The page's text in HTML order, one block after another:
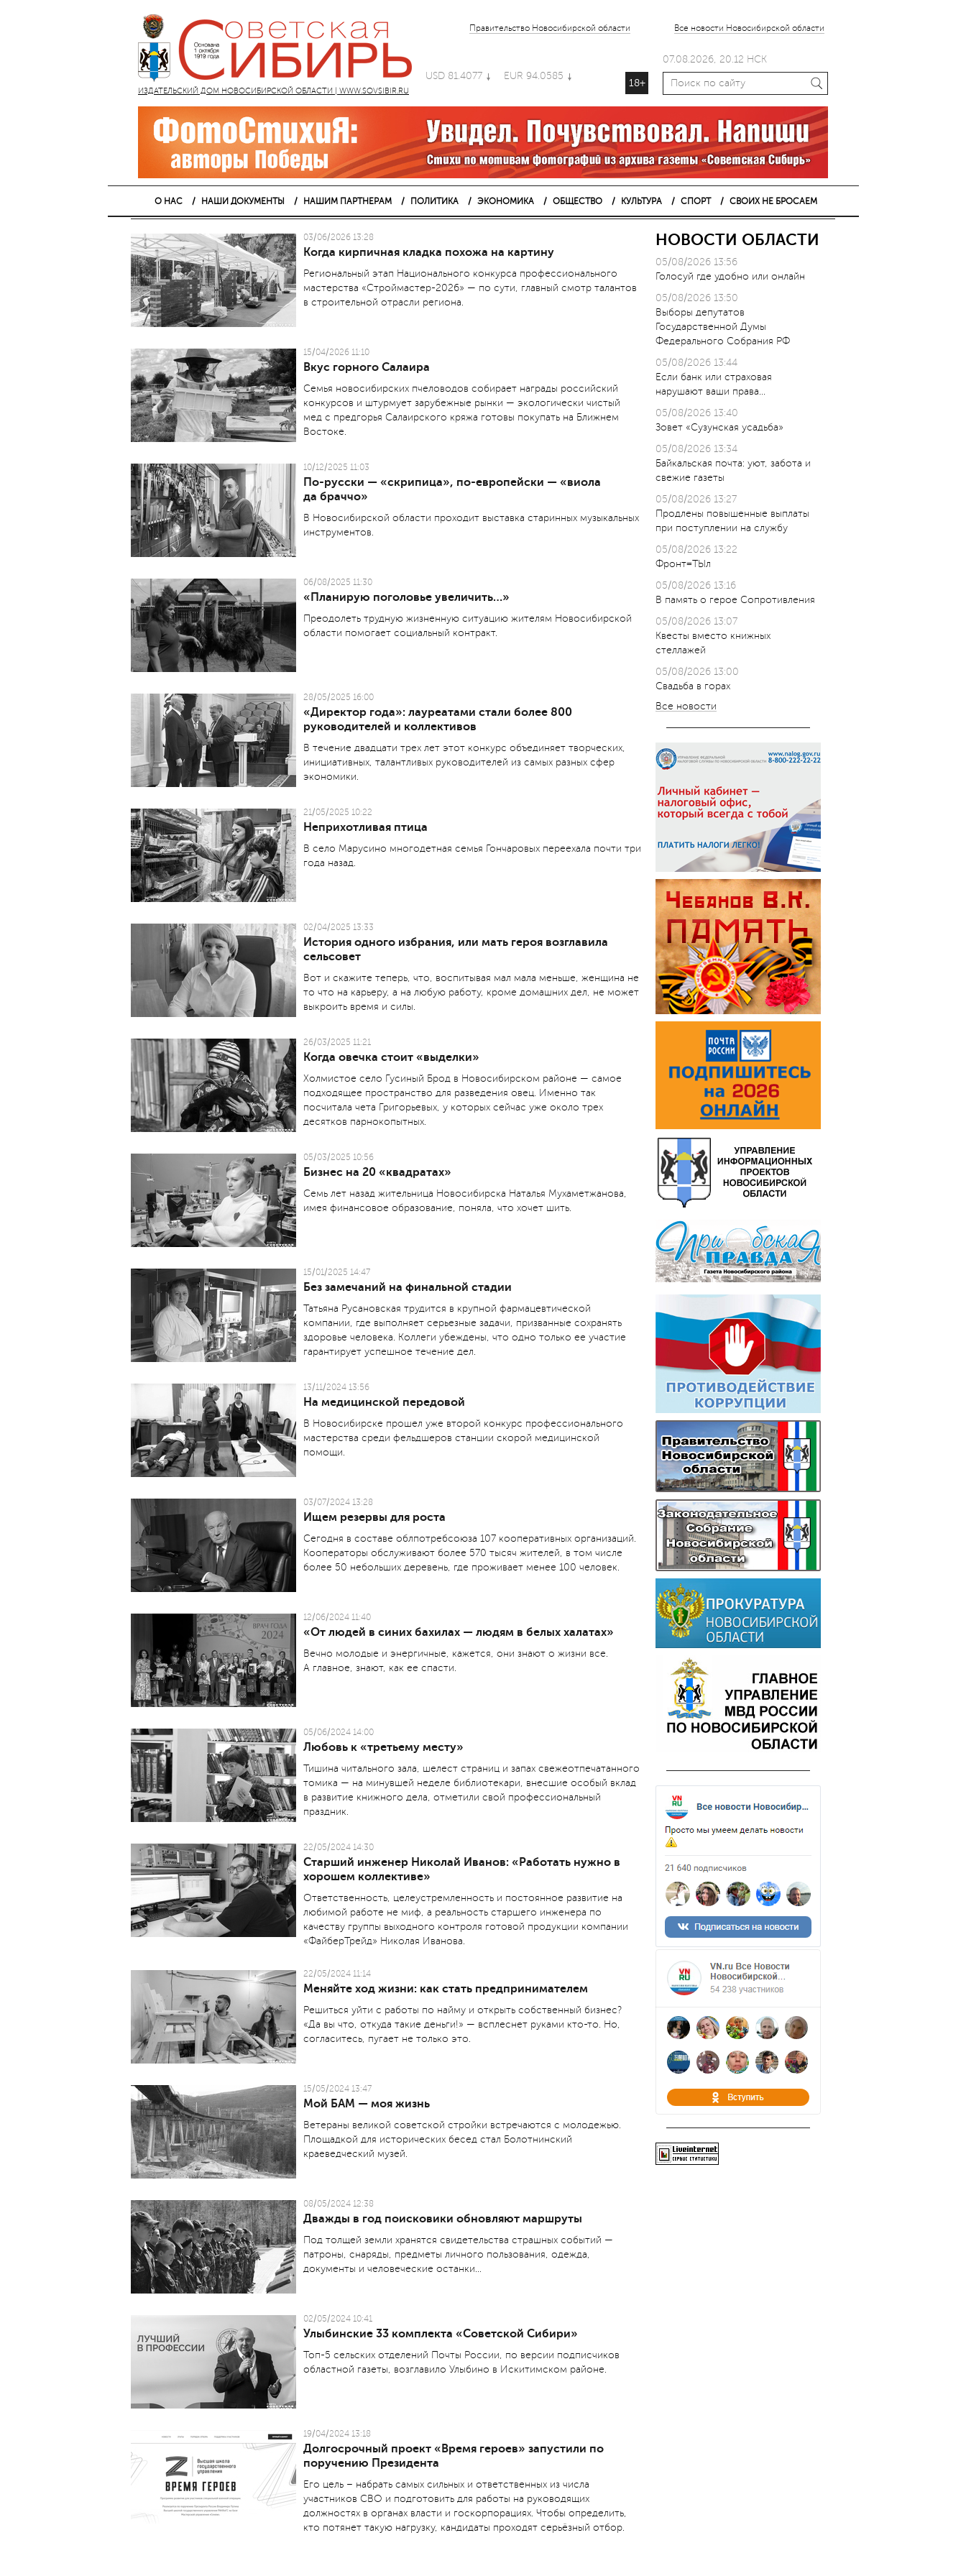
ИЗДАТЕЛЬСКИЙ ДОМ НОВОСИБИРСКОЙ ОБЛАСТИ | WWW.SOVSIBIR.RU
Правительство Новосибирской области Все новости Новосибирской области
USD 81.4077 EUR 94.0585
18+
07.08.2026, 20.12 НСК
О НАС НАШИ ДОКУМЕНТЫ НАШИМ ПАРТНЕРАМ ПОЛИТИКА ЭКОНОМИКА ОБЩЕСТВО КУЛЬТУРА СПОРТ СВОИХ НЕ БРОСАЕМ
03/06/2026 13:28
Когда кирпичная кладка похожа на картину
Региональный этап Национального конкурса профессионального
мастерства «Строймастер-2026» — по сути, главный смотр талантов
в строительной отрасли региона.
15/04/2026 11:10
Вкус горного Салаира
Семья новосибирских пчеловодов собирает награды российский
конкурсов и штурмует зарубежные рынки — экологически чистый
мед с предгорья Салаирского кряжа готовы покупать на Ближнем
Востоке.
10/12/2025 11:03
По-русски — «скрипица», по-европейски — «виола
да браччо»
В Новосибирской области проходит выставка старинных музыкальных
инструментов.
06/08/2025 11:30
«Планирую поголовье увеличить…»
Преодолеть трудную жизненную ситуацию жителям Новосибирской
области помогает социальный контракт.
28/05/2025 16:00
«Директор года»: лауреатами стали более 800
руководителей и коллективов
В течение двадцати трех лет этот конкурс объединяет творческих,
инициативных, талантливых руководителей из самых разных сфер
экономики.
21/05/2025 10:22
Неприхотливая птица
В село Марусино многодетная семья Гончаровых переехала почти три
года назад.
02/04/2025 13:33
История одного избрания, или мать героя возглавила
сельсовет
Вот и скажите теперь, что, воспитывая мал мала меньше, женщина не
то что на карьеру, а на любую работу, кроме домашних дел, не может
выкроить время и силы.
26/03/2025 11:21
Когда овечка стоит «выделки»
Холмистое село Гусиный Брод в Новосибирском районе — самое
подходящее пространство для разведения овец. Именно так
посчитала чета Григорьевых, у которых сейчас уже около трех
десятков парнокопытных.
05/03/2025 10:56
Бизнес на 20 «квадратах»
Семь лет назад жительница Новосибирска Наталья Мухаметжанова,
имея финансовое образование, поняла, что хочет шить.
15/01/2025 14:47
Без замечаний на финальной стадии
Татьяна Русановская трудится в крупной фармацевтической
компании, где выполняет серьезные задачи, призванные сохранять
здоровье человека. Коллеги убеждены, что одно только ее участие
гарантирует успешное течение дел.
13/11/2024 13:56
На медицинской передовой
В Новосибирске прошел уже второй конкурс профессионального
мастерства среди фельдшеров станции скорой медицинской
помощи.
03/07/2024 13:28
Ищем резервы для роста
Сегодня в составе облпотребсоюза 107 кооперативных организаций.
Кооператоры обслуживают более 570 тысяч жителей, в том числе
более 50 небольших деревень, где проживает менее 100 человек.
12/06/2024 11:40
«От людей в синих бахилах — людям в белых халатах»
Вечно молодые и энергичные, кажется, они знают о жизни все.
А главное, знают, как ее спасти.
05/06/2024 14:00
Любовь к «третьему месту»
Тишина читального зала, шелест страниц и запах свежеотпечатанного
томика — на минувшей неделе библиотекари, внесшие особый вклад
в развитие книжного дела, отметили свой профессиональный
праздник.
22/05/2024 14:30
Старший инженер Николай Иванов: «Работать нужно в
хорошем коллективе»
Ответственность, целе­устремленность и постоянное развитие на
любимой работе не миф, а реальность старшего инженера по
качеству группы выходного контроля готовой продукции компании
­«ФайберТрейд» Николая Иванова.
22/05/2024 11:14
Меняйте ход жизни: как стать предпринимателем
Решиться уйти с работы по найму и открыть собственный бизнес?
«Да вы что, откуда такие деньги!» — всплеснет руками кто-то. Но,
согласитесь, пугает не только это.
15/05/2024 13:47
Мой БАМ — моя жизнь
Ветераны великой советской стройки встречаются с молодежью.
Площадкой для исторических бесед стал Болотнинский
краеведческий музей.
08/05/2024 12:38
Дважды в год поисковики обновляют маршруты
Под толщей земли хранятся свидетельства страшных событий —
патроны, снаряды, предметы личного пользования, одежда,
документы и человеческие останки…
02/05/2024 10:41
Улыбинские 33 комплекта «Советской Сибири»
Топ-5 сельских отделений Поч­ты России, по версии подписчиков
областной газеты, возглавило Улыбино в Искитимском районе.
19/04/2024 13:18
Долгосрочный проект «Время героев» запустили по
поручению Президента
Его цель – набрать самых сильных и ответственных из числа
участников СВО и подготовить для работы на руководящих
должностях в органах власти и госкорпорациях. Чтобы определить,
кто потянет такую нагрузку, кандидаты проходят серьёзный отбор.
НОВОСТИ ОБЛАСТИ
05/08/2026 13:56
Голосуй где удобно или онлайн
05/08/2026 13:50
Выборы депутатов
Государственной Думы
Федерального Собрания РФ
05/08/2026 13:44
Если банк или страховая
нарушают ваши права…
05/08/2026 13:40
Зовет «Сузунская усадьба»
05/08/2026 13:34
Байкальская почта: уют, забота и
свежие газеты
05/08/2026 13:27
Продлены повышенные выплаты
при поступлении на службу
05/08/2026 13:22
Фронт=ТЫл
05/08/2026 13:16
В память о герое Сопротивления
05/08/2026 13:07
Квесты вместо книжных
стеллажей
05/08/2026 13:00
Свадьба в горах
Все новости